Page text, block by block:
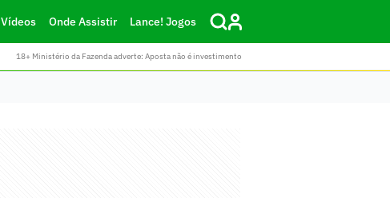
Vídeos Onde Assistir Lance! Jogos
18+ Ministério da Fazenda adverte: Aposta não é investimento